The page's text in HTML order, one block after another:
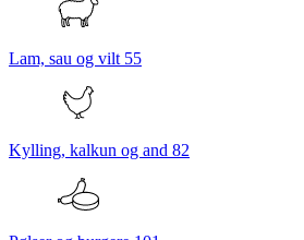
Lam, sau og vilt 55
Kylling, kalkun og and 82